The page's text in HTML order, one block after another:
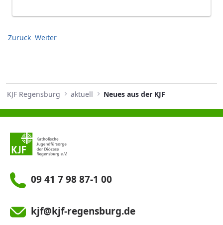
Zurück Weiter
KJF Regensburg aktuell Neues aus der KJF
09 41 7 98 87-1 00
kjf@kjf-regensburg.de